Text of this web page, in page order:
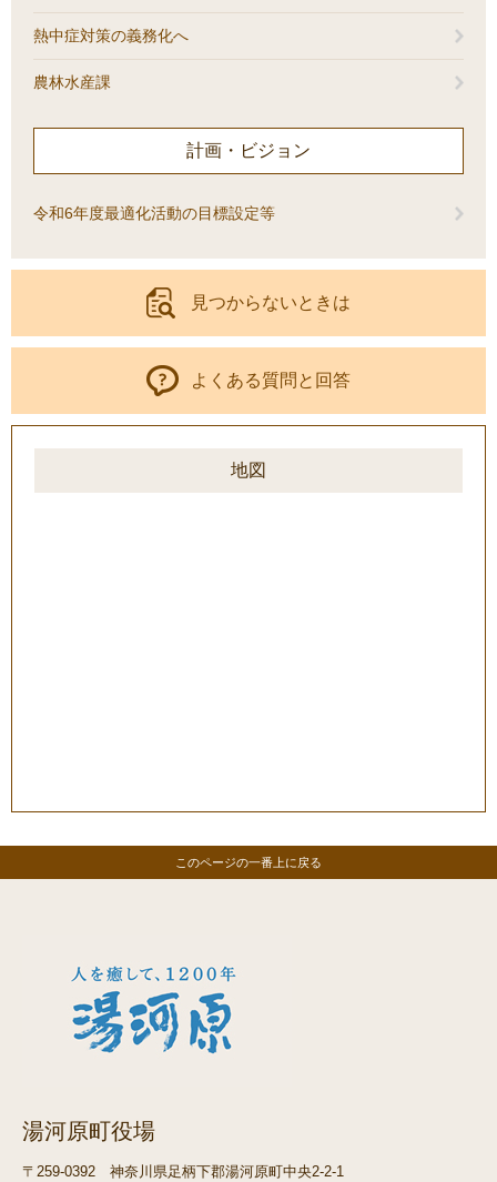
熱中症対策の義務化へ
農林水産課
計画・ビジョン
令和6年度最適化活動の目標設定等
見つからないときは
よくある質問と回答
地図
このページの一番上に戻る
湯河原町役場
〒259-0392 神奈川県足柄下郡湯河原町中央2-2-1